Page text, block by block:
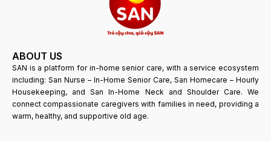
ABOUT US
SAN is a platform for in-home senior care, with a service ecosystem
including: San Nurse – In-Home Senior Care, San Homecare – Hourly
Housekeeping, and San In-Home Neck and Shoulder Care. We
connect compassionate caregivers with families in need, providing a
warm, healthy, and supportive old age.